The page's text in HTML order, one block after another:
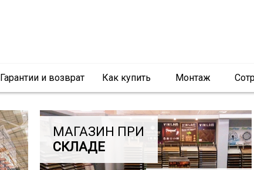
Гарантии и возврат Как купить Монтаж
МАГАЗИН ПРИ
СКЛАДЕ